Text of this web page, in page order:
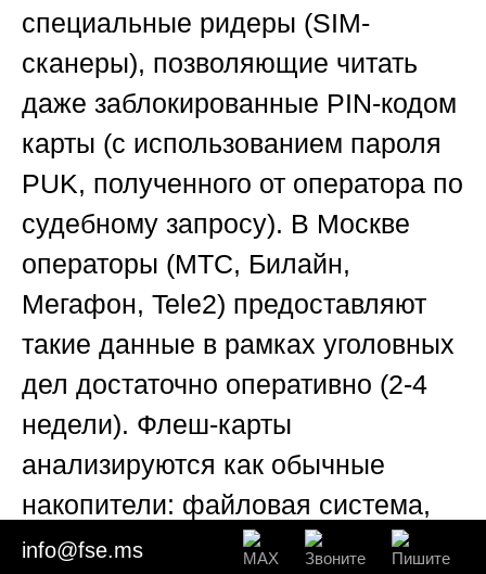
специальные ридеры (SIM-
сканеры), позволяющие читать
даже заблокированные PIN-кодом
карты (с использованием пароля
PUK, полученного от оператора по
судебному запросу). В Москве
операторы (МТС, Билайн,
Мегафон, Tele2) предоставляют
такие данные в рамках уголовных
дел достаточно оперативно (2-4
недели). Флеш-карты
анализируются как обычные
накопители: файловая система,
удалённые файлы, метаданные.
info@fse.ms